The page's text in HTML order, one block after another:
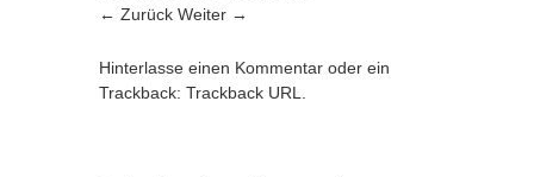
← Zurück Weiter →
Hinterlasse einen Kommentar oder ein
Trackback: Trackback URL